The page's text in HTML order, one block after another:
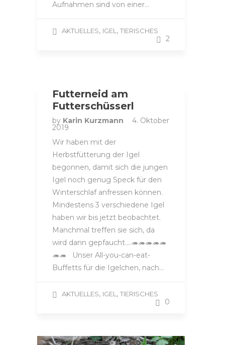
Aufnahmen sind von einer…
AKTUELLES, IGEL , TIERISCHES
2
Futterneid am
Futterschüsserl
by Karin Kurzmann 4. Oktober
2019
Wir haben mit der
Herbstfütterung der Igel
begonnen, damit sich die jungen
Igel noch genug Speck für den
Winterschlaf anfressen können.
Mindestens 3 verschiedene Igel
haben wir bis jetzt beobachtet.
Manchmal treffen sie sich, da
wird dann gepfaucht….🦔🦔🦔🦔🦔
🦔🦔 Unser All-you-can-eat-
Buffetts für die Igelchen, nach…
AKTUELLES, IGEL , TIERISCHES
0